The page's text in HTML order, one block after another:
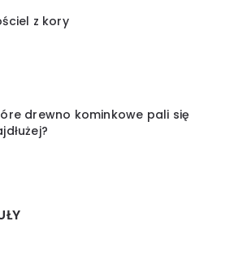
z kory
drewno kominkowe pali się